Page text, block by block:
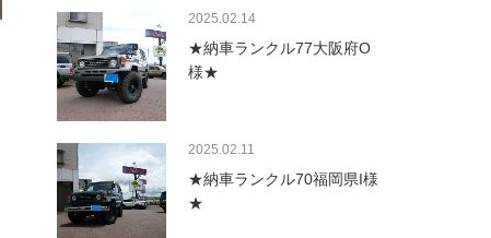
2025.02.14
★納車ランクル77大阪府O
様★
2025.02.11
★納車ランクル70福岡県I様
★